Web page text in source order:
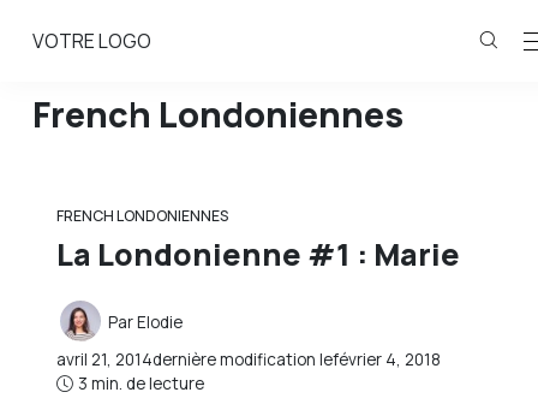
VOTRE LOGO
French Londoniennes
FRENCH LONDONIENNES
La Londonienne #1 : Marie
ParElodie
avril 21, 2014dernière modification lefévrier 4, 2018
3 min. de lecture